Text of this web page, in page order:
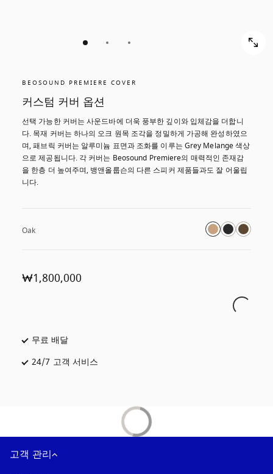
BEOSOUND PREMIERE COVER
커스텀 커버 옵션
선택 가능한 커버는 사운드바에 더욱 풍부한 깊이와 입체감을 더합니
다. 목재 커버는 하나의 오크 원목 조각을 정밀하게 가공해 완성하였으
며, 패브릭 커버는 알루미늄 표면과 조화를 이루는 Grey Melange 색상
으로 제공됩니다. 각 커버는 Beosound Premiere의 매력적인 존재감
을 한층 더 높여주며, 뱅앤올룹슨의 다른 스피커 제품들과도 잘 어울립
니다.
Oak
₩1,800,000
무료 배달
24/7 고객 서비스
고객 관리